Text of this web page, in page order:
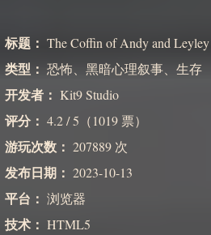
标题： The Coffin of Andy and Leyley
类型： 恐怖、黑暗心理叙事、生存
开发者： Kit9 Studio
评分： 4.2 / 5（1019 票）
游玩次数： 207889 次
发布日期： 2023-10-13
平台： 浏览器
技术： HTML5